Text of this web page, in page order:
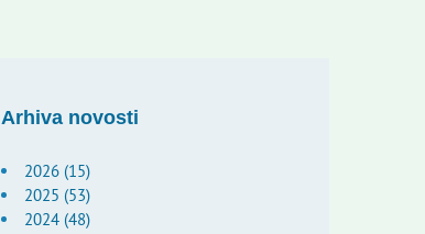
Arhiva novosti
2026 (15)
2025 (53)
2024 (48)